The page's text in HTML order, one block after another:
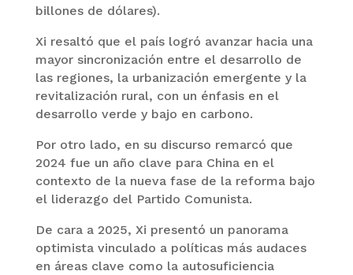
billones de dólares).
Xi resaltó que el país logró avanzar hacia una
mayor sincronización entre el desarrollo de
las regiones, la urbanización emergente y la
revitalización rural, con un énfasis en el
desarrollo verde y bajo en carbono.
Por otro lado, en su discurso remarcó que
2024 fue un año clave para China en el
contexto de la nueva fase de la reforma bajo
el liderazgo del Partido Comunista.
De cara a 2025, Xi presentó un panorama
optimista vinculado a políticas más audaces
en áreas clave como la autosuficiencia